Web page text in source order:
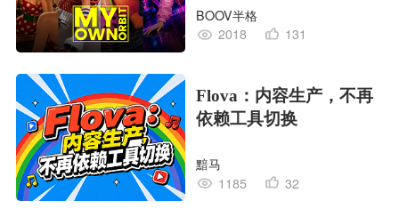
对
BOOV半格
2018
131
Flova：内容生产，不再
依赖工具切换
黯马
1185
32